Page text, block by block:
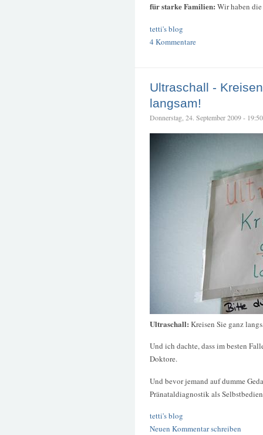
für starke Familien: Wir haben
tetti's blog
4 Kommentare
Ultraschall -
langsam!
Donnerstag, 24. September 2009 -
Ultraschall: Kreisen Sie ganz
Und ich dachte, dass im besten
Doktore.
Und bevor jemand auf dumme
Pränataldiagnostik als
tetti's blog
Neuen Kommentar schreiben